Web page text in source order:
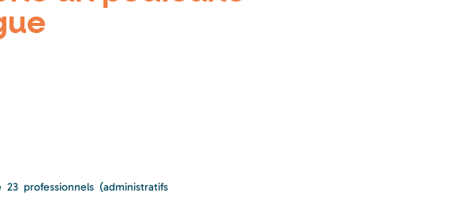
professionnels (administratifs